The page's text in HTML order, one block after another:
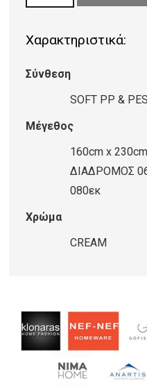
9651
PLK64
ποσότητα
Χαρακτηριστικά:
Σύνθεση
SOFT PP &
Μέγεθος
160cm x
ΔΙΑΔΡΟΜΟΣ
080εκ
Χρώμα
CREAM